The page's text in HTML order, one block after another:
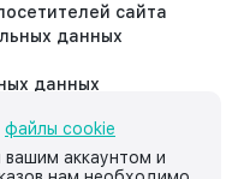
сайта
данных
данных
данных третьим
файлы cookie
вашим аккаунтом и